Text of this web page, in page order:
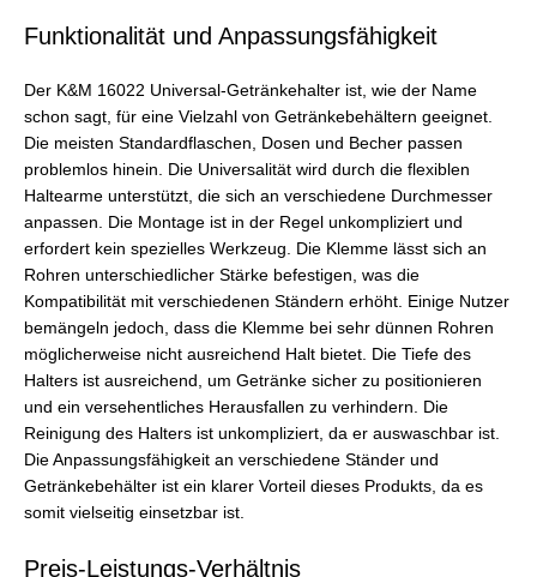
Funktionalität und Anpassungsfähigkeit
Der K&M 16022 Universal-Getränkehalter ist, wie der Name
schon sagt, für eine Vielzahl von Getränkebehältern geeignet.
Die meisten Standardflaschen, Dosen und Becher passen
problemlos hinein. Die Universalität wird durch die flexiblen
Haltearme unterstützt, die sich an verschiedene Durchmesser
anpassen. Die Montage ist in der Regel unkompliziert und
erfordert kein spezielles Werkzeug. Die Klemme lässt sich an
Rohren unterschiedlicher Stärke befestigen, was die
Kompatibilität mit verschiedenen Ständern erhöht. Einige Nutzer
bemängeln jedoch, dass die Klemme bei sehr dünnen Rohren
möglicherweise nicht ausreichend Halt bietet. Die Tiefe des
Halters ist ausreichend, um Getränke sicher zu positionieren
und ein versehentliches Herausfallen zu verhindern. Die
Reinigung des Halters ist unkompliziert, da er auswaschbar ist.
Die Anpassungsfähigkeit an verschiedene Ständer und
Getränkebehälter ist ein klarer Vorteil dieses Produkts, da es
somit vielseitig einsetzbar ist.
Preis-Leistungs-Verhältnis